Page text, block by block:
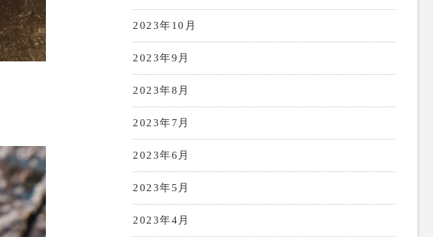
2023年10月
2023年9月
2023年8月
2023年7月
2023年6月
2023年5月
2023年4月